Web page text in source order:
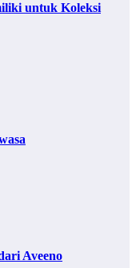
untuk Koleksi
Aveeno